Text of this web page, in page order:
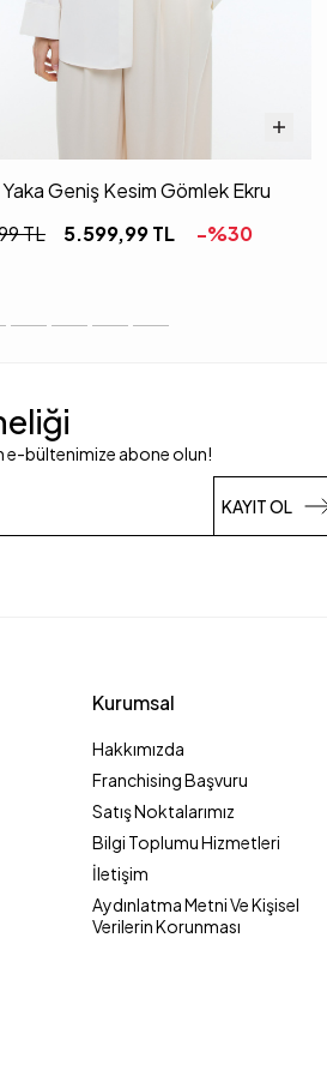
Geniş Kesim Gömlek Ekru
TL 5.599,99TL -%30
e-bültenimize abone olun!
KAYIT OL
Kurumsal
Hakkımızda
Franchising Başvuru
Satış Noktalarımız
Bilgi Toplumu Hizmetleri
İletişim
Aydınlatma Metni Ve Kişisel
Verilerin Korunması